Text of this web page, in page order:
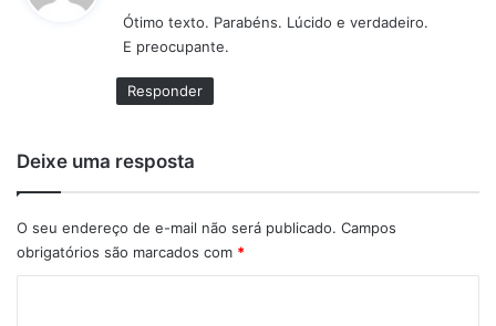
s
Ótimo texto. Parabéns. Lúcido e verdadeiro.
E preocupante.
Responder
Deixe uma resposta
O seu endereço de e-mail não será publicado. Campos
obrigatórios são marcados com *